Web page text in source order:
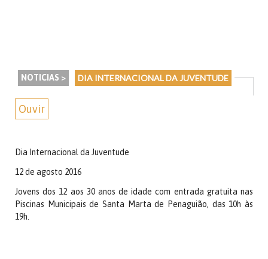
NOTICIAS > DIA INTERNACIONAL DA JUVENTUDE
Ouvir
Dia Internacional da Juventude
12 de agosto 2016
Jovens dos 12 aos 30 anos de idade com entrada gratuita nas
Piscinas Municipais de Santa Marta de Penaguião, das 10h às
19h.